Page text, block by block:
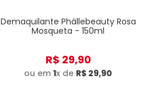
Demaquilante Phállebeauty Rosa
Mosqueta - 150ml
R$ 29,90
ou em1x de R$ 29,90